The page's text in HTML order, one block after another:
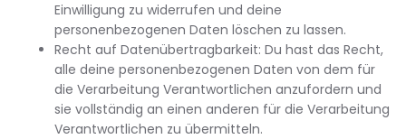
Einwilligung zu widerrufen und deine
personenbezogenen Daten löschen zu lassen.
Recht auf Datenübertragbarkeit: Du hast das Recht,
alle deine personenbezogenen Daten von dem für
die Verarbeitung Verantwortlichen anzufordern und
sie vollständig an einen anderen für die Verarbeitung
Verantwortlichen zu übermitteln.